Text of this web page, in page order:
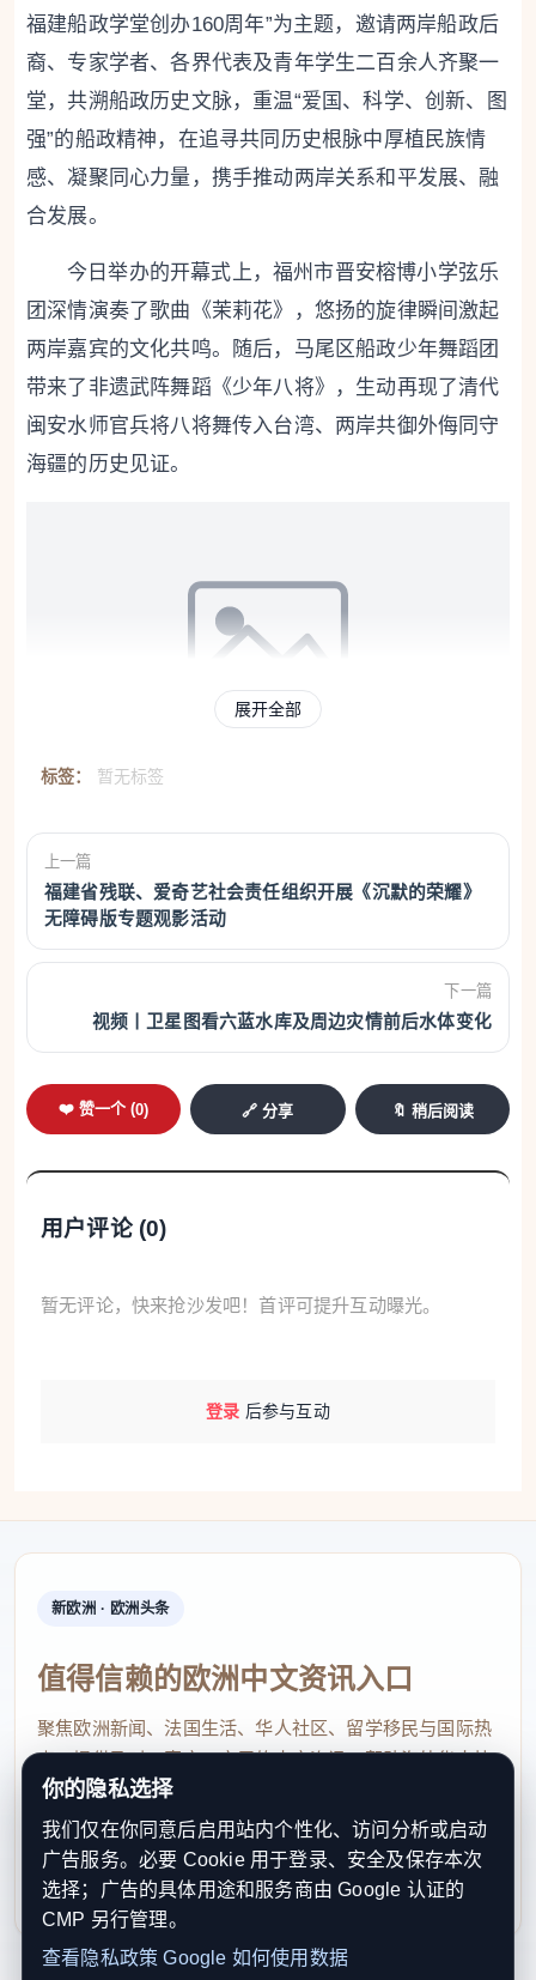
福建船政学堂创办160周年”为主题，邀请两岸船政后
裔、专家学者、各界代表及青年学生二百余人齐聚一
堂，共溯船政历史文脉，重温“爱国、科学、创新、图
强”的船政精神，在追寻共同历史根脉中厚植民族情
感、凝聚同心力量，携手推动两岸关系和平发展、融
合发展。
今日举办的开幕式上，福州市晋安榕博小学弦乐
团深情演奏了歌曲《茉莉花》，悠扬的旋律瞬间激起
两岸嘉宾的文化共鸣。随后，马尾区船政少年舞蹈团
带来了非遗武阵舞蹈《少年八将》，生动再现了清代
闽安水师官兵将八将舞传入台湾、两岸共御外侮同守
海疆的历史见证。
开幕仪式上，台湾成功大学褚晴晖与福建教育出
版社正式签约，授权其著作《王助传》简体版出版发
行。王助是中国航空工业先驱，美国波音公司首任总
工程师，也是钱学森的老师。他曾任福州马江海军飞
机制造处处长，参与研制出中国第一架自制水上飞机
“甲型一号”，晚年受聘于台湾省立工学院，即现在的
台湾成功大学。该书此前仅作为台湾成功大学馆藏内
部资料，未曾公开出版，此次签约标志着该书首次以
正式出版物的形式在大陆发行。
捐赠仪式。
重工股份有限公司宣传办公室宣传主管王睿琳、北洋
外孙女翁于晴、在台船政后裔王彦明四位嘉宾分别以
“传承、寻根、归属、回家”为主线，讲述各自与海峡
相连的深刻内涵。活动现场，王彦明将其父亲王康就
读于福建省马江私立勤工工业职业学校时的笔记本、
画图工具等四件珍贵信物捐赠给中国船政文化博物
馆；福建省档案馆赠予王彦明其父亲王康的档案复制
件，以一份特别的“家书”续写跨越海峡的亲情记忆。
展开全部
标签： 暂无标签
上一篇
福建省残联、爱奇艺社会责任组织开展《沉默的荣耀》
无障碍版专题观影活动
下一篇
视频丨卫星图看六蓝水库及周边灾情前后水体变化
❤️ 赞一个 (0) 🔗 分享 🔖 稍后阅读
用户评论 (0)
暂无评论，快来抢沙发吧！首评可提升互动曝光。
登录 后参与互动
新欧洲 · 欧洲头条
值得信赖的欧洲中文资讯入口
聚焦欧洲新闻、法国生活、华人社区、留学移民与国际热
点，提供及时、真实、实用的中文资讯，帮助海外华人快
速了解欧洲动态。
contact@xinouzhou.com
服务支持、版权与合作：工作日优先处理站务、投稿与权
利通知
你的隐私选择
我们仅在你同意后启用站内个性化、访问分析或启动
广告服务。必要 Cookie 用于登录、安全及保存本次
选择；广告的具体用途和服务商由 Google 认证的
CMP 另行管理。
查看隐私政策 Google 如何使用数据